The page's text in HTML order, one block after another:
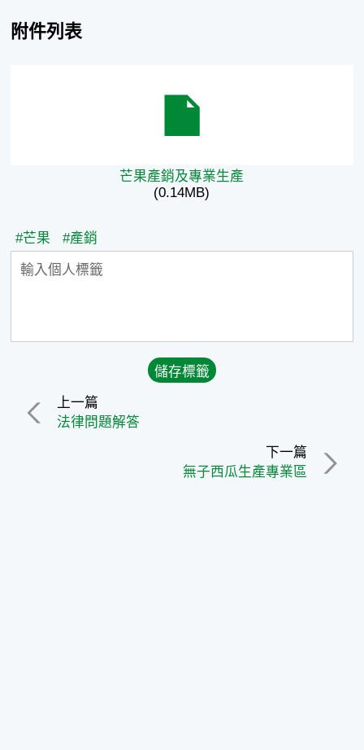
附件列表
芒果產銷及專業生產
(0.14MB)
#芒果 #產銷
上一篇
法律問題解答
下一篇
無子西瓜生產專業區